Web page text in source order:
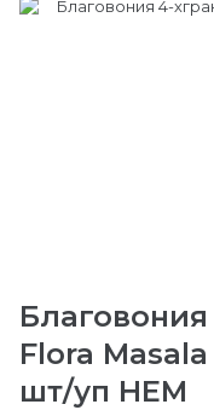
Flora
шт/уп HEM